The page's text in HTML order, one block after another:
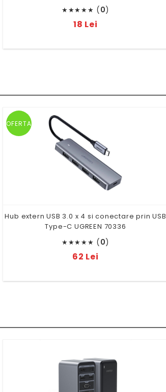
★★★★★ (0)
18 Lei
OFERTA
Hub extern USB 3.0 x 4 si conectare prin USB
Type-C UGREEN 70336
★★★★★ (0)
62 Lei